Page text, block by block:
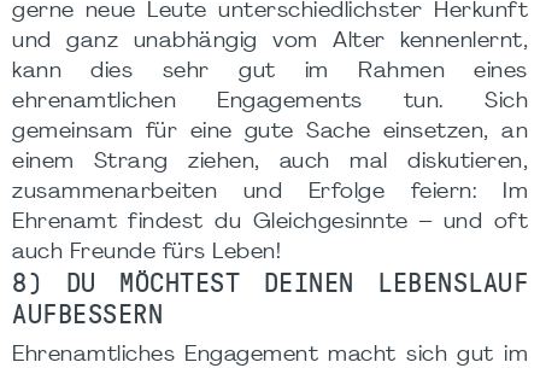
gerne neue Leute unterschiedlichster Herkunft
und ganz unabhängig vom Alter kennenlernt,
kann dies sehr gut im Rahmen eines
ehrenamtlichen Engagements tun. Sich
gemeinsam für eine gute Sache einsetzen, an
einem Strang ziehen, auch mal diskutieren,
zusammenarbeiten und Erfolge feiern: Im
Ehrenamt findest du Gleichgesinnte – und oft
auch Freunde fürs Leben!
8) DU MÖCHTEST DEINEN LEBENSLAUF
AUFBESSERN
Ehrenamtliches Engagement macht sich gut im